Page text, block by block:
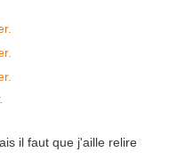
il faut que j'aille relire